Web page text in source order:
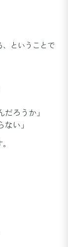
、ということで
ろうか」
い」